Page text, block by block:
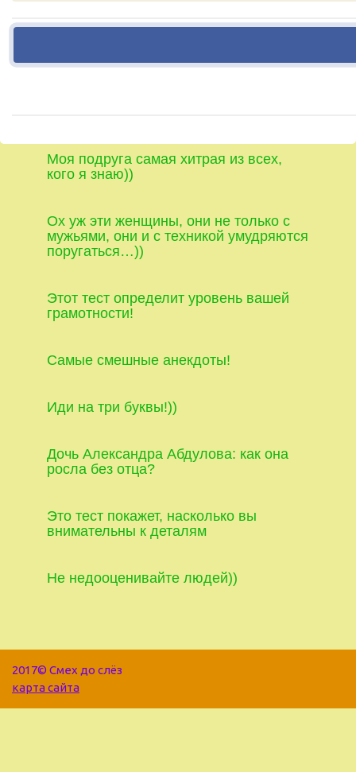
Моя подруга самая хитрая из всех,
кого я знаю))
Ох уж эти женщины, они не только с
мужьями, они и с техникой умудряются
поругаться…))
Этот тест определит уровень вашей
грамотности!
Самые смешные анекдоты!
Иди на три буквы!))
Дочь Александра Абдулова: как она
росла без отца?
Это тест покажет, насколько вы
внимательны к деталям
Не недооценивайте людей))
2017© Смех до слёз
карта сайта